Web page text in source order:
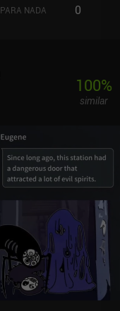
PARA NADA 0
100%
similar